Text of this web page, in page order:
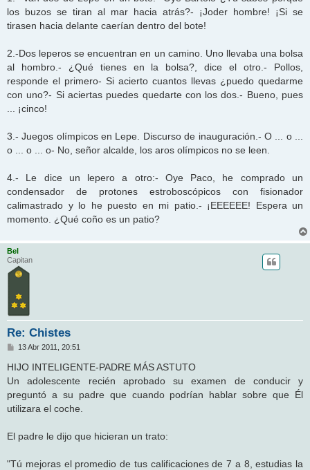
los buzos se tiran al mar hacia atrás?- ¡Joder hombre! ¡Si se
tirasen hacia delante caerían dentro del bote!
2.-Dos leperos se encuentran en un camino. Uno llevaba una bolsa
al hombro.- ¿Qué tienes en la bolsa?, dice el otro.- Pollos,
responde el primero- Si acierto cuantos llevas ¿puedo quedarme
con uno?- Si aciertas puedes quedarte con los dos.- Bueno, pues
... ¡cinco!
3.- Juegos olímpicos en Lepe. Discurso de inauguración.- O ... o ...
o ... o ... o- No, señor alcalde, los aros olímpicos no se leen.
4.- Le dice un lepero a otro:- Oye Paco, he comprado un
condensador de protones estroboscópicos con fisionador
calimastrado y lo he puesto en mi patio.- ¡EEEEEE! Espera un
momento. ¿Qué coño es un patio?
Bel
Capitan
Re: Chistes
M
n
s
a
e
13 Abr 2011, 20:51
HIJO INTELIGENTE-PADRE MÁS ASTUTO
Un adolescente recién aprobado su examen de conducir y
preguntó a su padre que cuando podrían hablar sobre que Él
utilizara el coche.
El padre le dijo que hicieran un trato:
"Tú mejoras el promedio de tus calificaciones de 7 a 8, estudias la